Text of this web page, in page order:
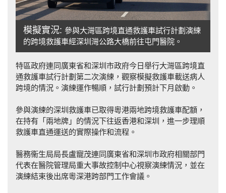
模擬實況: 參與大灣區跨境直通救護車試行計劃演練
的跨境救護車經深圳灣公路大橋前往屯門醫院。
特區政府連同廣東省和深圳市政府今日舉行大灣區跨境直
通救護車試行計劃第二次演練，觀察模擬救護車載送病人
跨境的情況。演練運作暢順，試行計劃預計下月啟動。
參與演練的深圳救護車已取得粵港兩地跨境救護車配額，
在持有「兩地牌」的情況下往返香港和深圳，進一步理順
救護車直通運送的實際操作和流程。
醫務衞生局局長盧寵茂連同廣東省和深圳市政府相關部門
代表在醫院管理局重大事故控制中心視察演練情況，並在
演練結束後出席粵深港跨部門工作會議。